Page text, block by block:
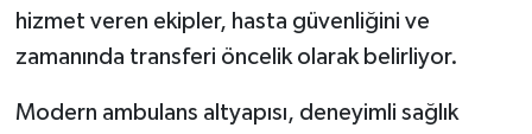
hizmet veren ekipler, hasta güvenliğini ve
zamanında transferi öncelik olarak belirliyor.
Modern ambulans altyapısı, deneyimli sağlık